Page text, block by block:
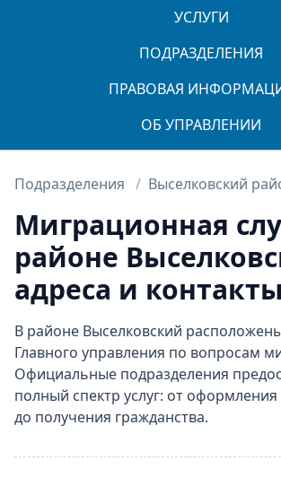
УСЛУГИ
ПОДРАЗДЕЛЕНИЯ
ПРАВОВАЯ
ОБ УПРАВЛЕНИИ
Подразделения Выселковский
Миграционная
районе
адреса и контакты
В районе Выселковский
Главного управления по вопросам
Официальные подразделения
полный спектр услуг: от
до получения гражданства.